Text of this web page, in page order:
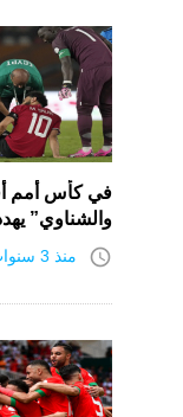
والشناوي”
access_time منذ 3 سنوات